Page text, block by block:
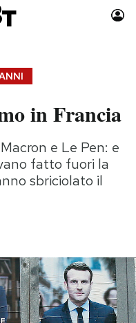
Moda
Consumismi
Storie/Idee
Altrecose
Mondiali calcio 2026
in Francia
e Le Pen: e
fatto fuori la
sbriciolato il